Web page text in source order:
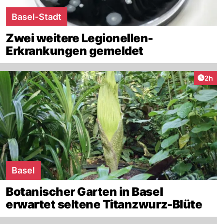
Basel-Stadt
Zwei weitere Legionellen-
Erkrankungen gemeldet
2h
Basel
Botanischer Garten in Basel
erwartet seltene Titanzwurz-Blüte